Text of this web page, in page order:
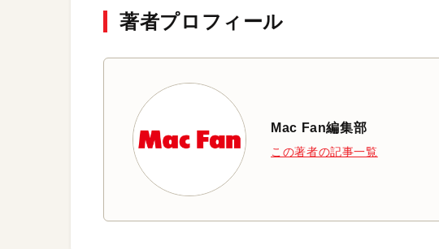
著者プロフィール
Mac Fan編集部
この著者の記事一覧